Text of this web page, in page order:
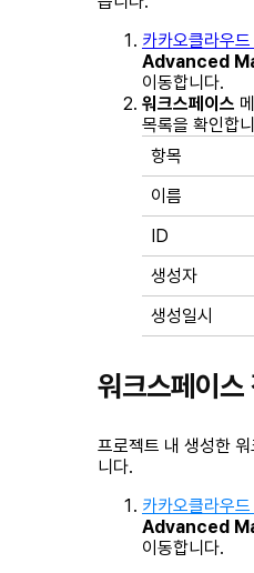
카카오클라우
Advanced
이동합니다.
워크스페이스
목록을 확인합
항목
이름
ID
생성자
생성일시
워크스페이스
프로젝트 내 생성한
니다.
카카오클라우
Advanced
이동합니다.